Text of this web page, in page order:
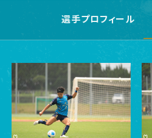
選手プロフィール